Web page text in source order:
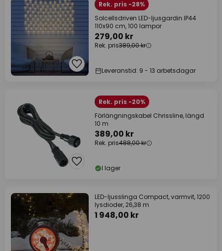
Rek. pris -28%
Solcellsdriven LED-ljusgardin IP44
110x90 cm, 100 lampor
279,00 kr
Rek. pris389,00 kr
Leveranstid: 9 - 13 arbetsdagar
Rek. pris -20%
Förlängningskabel Chrissline, längd
10 m
389,00 kr
Rek. pris488,00 kr
I lager
LED-ljusslinga Compact, varmvit, 1200
lysdioder, 26,38 m
1 948,00 kr